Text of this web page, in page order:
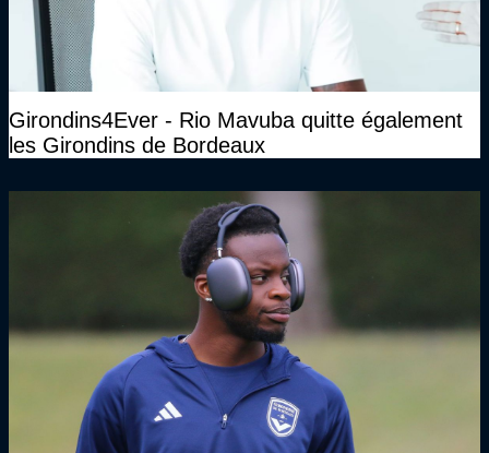
Girondins4Ever - Rio Mavuba quitte également
les Girondins de Bordeaux